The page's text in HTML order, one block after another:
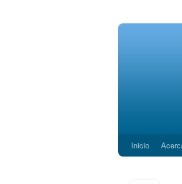
Saltar
Inicio